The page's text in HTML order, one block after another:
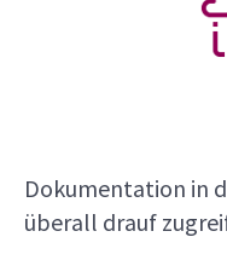
Dokumentation in
überall drauf